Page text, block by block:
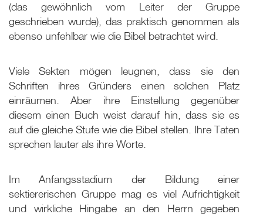
(das gewöhnlich vom Leiter der Gruppe
geschrieben wurde), das praktisch genommen als
ebenso unfehlbar wie die Bibel betrachtet wird.
Viele Sekten mögen leugnen, dass sie den
Schriften ihres Gründers einen solchen Platz
einräumen. Aber ihre Einstellung gegenüber
diesem einen Buch weist darauf hin, dass sie es
auf die gleiche Stufe wie die Bibel stellen. Ihre Taten
sprechen lauter als ihre Worte.
Im Anfangsstadium der Bildung einer
sektiererischen Gruppe mag es viel Aufrichtigkeit
und wirkliche Hingabe an den Herrn gegeben